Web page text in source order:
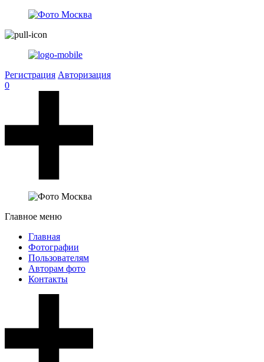
Регистрация Авторизация
0
Главное меню
Главная
Фотографии
Пользователям
Авторам фото
Контакты